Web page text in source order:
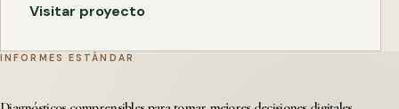
Visitar proyecto
INFORMES ESTÁNDAR